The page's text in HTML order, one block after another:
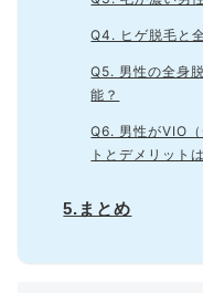
Q4. ヒゲ脱毛と
Q5. 男性の全身
能？
Q6. 男性がVIO
トとデメリット
5.まとめ